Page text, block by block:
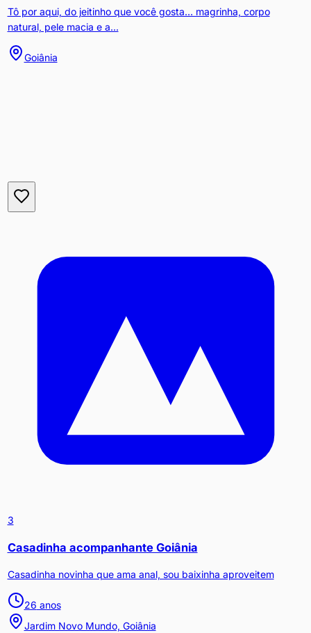
Tô por aqui, do jeitinho que você gosta… magrinha, corpo
natural, pele macia e a...
Goiânia
3
Casadinha acompanhante Goiânia
Casadinha novinha que ama anal, sou baixinha aproveitem
26 anos
Jardim Novo Mundo, Goiânia